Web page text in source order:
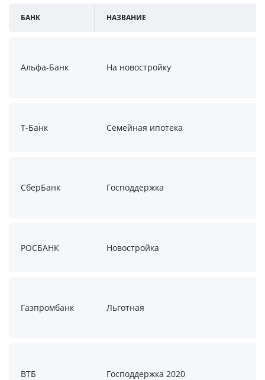
БАНК НАЗВАНИЕ
Альфа-Банк На новостройку
Т-Банк Семейная ипотека
СберБанк Господдержка
РОСБАНК Новостройка
Газпромбанк Льготная
ВТБ Господдержка 2020